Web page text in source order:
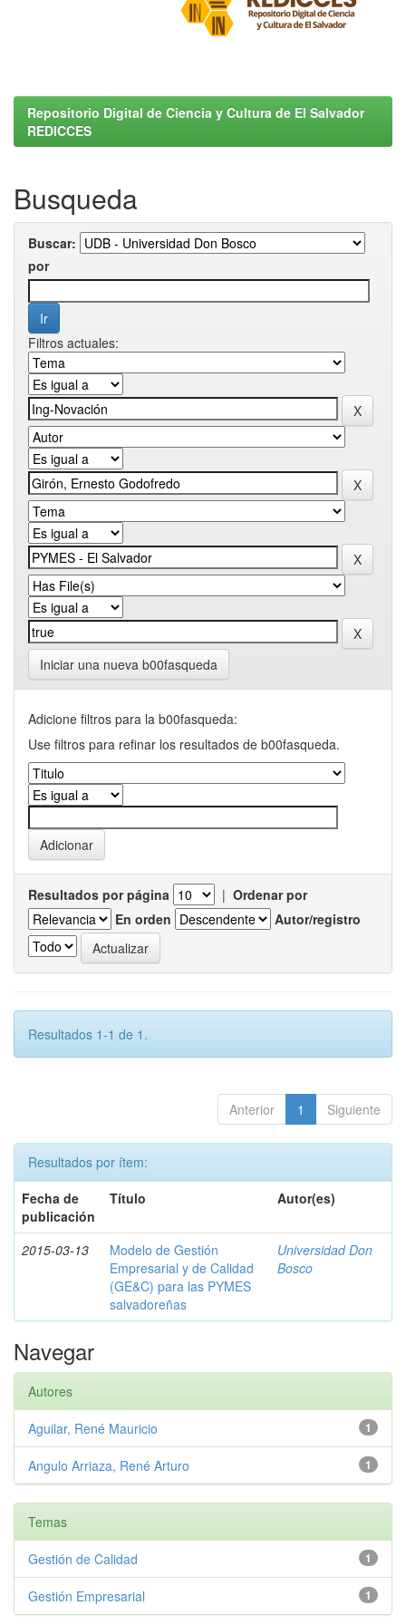
Repositorio Digital de Ciencia y Cultura de El Salvador
REDICCES
Busqueda
Buscar:
por
Filtros actuales:
Iniciar una nueva b00fasqueda
Adicione filtros para la b00fasqueda:
Use filtros para refinar los resultados de b00fasqueda.
Resultados por página | Ordenar por
En orden
Autor/registro
Resultados 1-1 de 1.
Anterior 1 Siguiente
Resultados por ítem:
Fecha de
publicación
Título Autor(es)
2015-03-13
Modelo de Gestión
Empresarial y de Calidad
(GE&C) para las PYMES
salvadoreñas
Universidad Don
Bosco
Navegar
Autores
1
Aguilar, René Mauricio
1
Angulo Arriaza, René Arturo
Temas
1
Gestión de Calidad
1
Gestión Empresarial